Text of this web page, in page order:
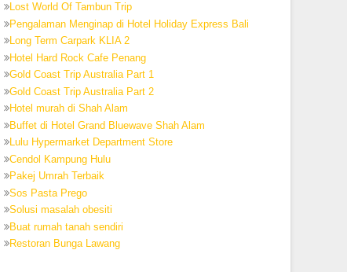
Lost World Of Tambun Trip
Pengalaman Menginap di Hotel Holiday Express Bali
Long Term Carpark KLIA 2
Hotel Hard Rock Cafe Penang
Gold Coast Trip Australia Part 1
Gold Coast Trip Australia Part 2
Hotel murah di Shah Alam
Buffet di Hotel Grand Bluewave Shah Alam
Lulu Hypermarket Department Store
Cendol Kampung Hulu
Pakej Umrah Terbaik
Sos Pasta Prego
Solusi masalah obesiti
Buat rumah tanah sendiri
Restoran Bunga Lawang